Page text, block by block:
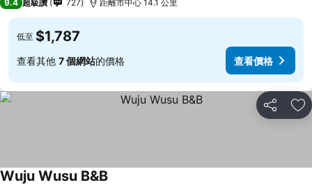
9.4 超級讚 727 距離市中心 14.1 公里
低至 $1,787
查看其他 7 個網站的價格 查看價格
分享 加
Wuju Wusu B&B